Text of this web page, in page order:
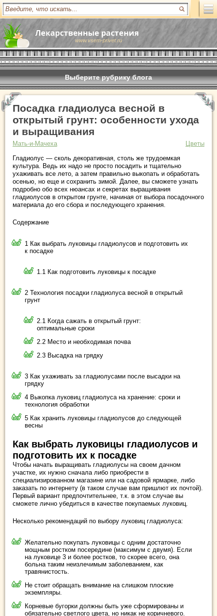
www.vsem-privet.ru
Выберите рубрику блога
Посадка гладиолуса весной в
открытый грунт: особенности ухода
и выращивания
Мать-и-Мачеха
Цветы
Гладиолус — сколь декоративная, столь же трудоемкая
культура. Ведь их надо не просто посадить и тщательно
ухаживать все лето, а затем правильно выкопать и обработать
осенью, но еще и сохранить зимой. Далее, вы сможете узнать
подробно обо всех нюансах и секретах выращивания
гладиолусов в открытом грунте, начиная от выбора посадочного
материала до его сбора и последующего хранения.
Содержание
1 Как выбрать луковицы гладиолусов и подготовить их
к посадке
1.1 Как подготовить луковицы к посадке
2 Технология посадки гладиолуса весной в открытый
грунт
2.1 Когда сажать в открытый грунт:
оптимальные сроки
2.2 Место и необходимая почва
2.3 Высадка на грядку
3 Как ухаживать за гладиолусами после высадки на
грядку
4 Выкопка луковиц гладиолуса на хранение: сроки и
технология обработки
5 Как хранить луковицы гладиолусов до следующей
весны
Как выбрать луковицы гладиолусов и
подготовить их к посадке
Чтобы начать выращивать гладиолусы на своем дачном
участке, их нужно сначала либо приобрести в
специализированном магазине или на садовой ярмарке, либо
заказать по интернету (в таком случае вам пришлют их почтой).
Первый вариант предпочтительнее, т.к. в этом случае вы
сможете лично убедиться в качестве покупаемых луковиц.
Несколько рекомендаций по выбору луковиц гладиолуса:
Желательно покупать луковицы с одним достаточно
мощным ростком посередине (максимум с двумя). Если
на луковице 3 и более ростков, то скорее всего, она
больна таким неизлечимым заболеванием, как
травянистость.
Не стоит обращать внимание на слишком плоские
экземпляры.
Корневые бугорки должны быть уже сформированы и
обязательно светлого цвета, но никак не коричневого.